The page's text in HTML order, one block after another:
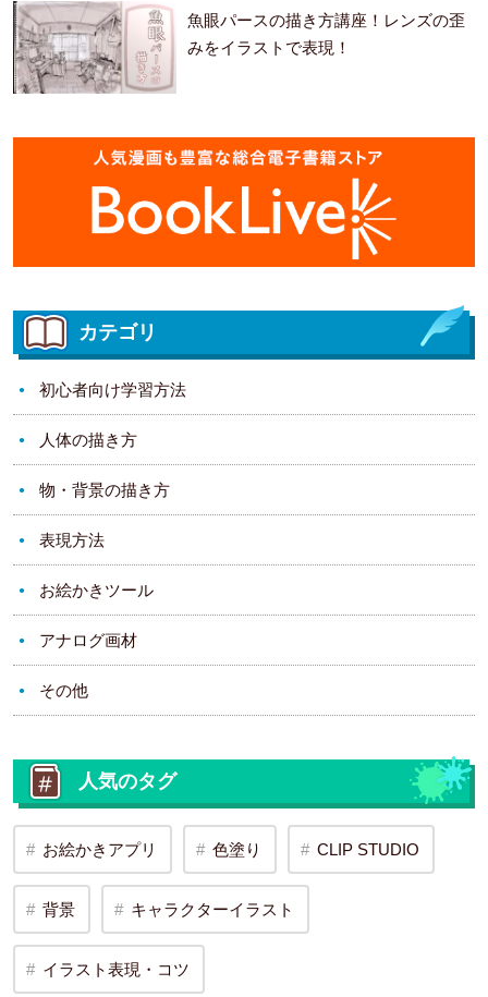
魚眼パースの描き方講座！レンズの歪
みをイラストで表現！
カテゴリ
初心者向け学習方法
人体の描き方
物・背景の描き方
表現方法
お絵かきツール
アナログ画材
その他
人気のタグ
お絵かきアプリ 色塗り CLIP STUDIO
背景 キャラクターイラスト
イラスト表現・コツ